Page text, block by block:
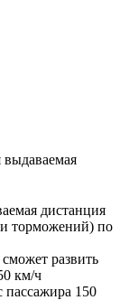
выдаваемая
дистанция
и торможений) по
развить
км/ч
150